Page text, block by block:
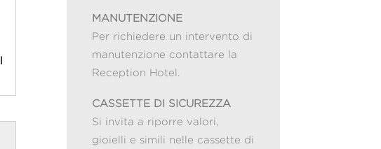
MANUTENZIONE
Per richiedere un intervento di
manutenzione contattare la
Reception Hotel.
CASSETTE DI SICUREZZA
Si invita a riporre valori,
gioielli e simili nelle cassette di